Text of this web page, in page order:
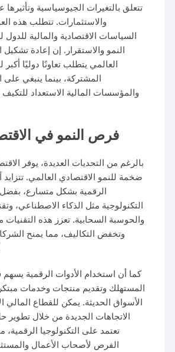
تتعلق بالتغيرات الجيوسياسية
والاستثمارات. تتطلب هذه
السياسات الاقتصادية والمالية
النمو والاستقرار. إن إعادة تشكيل
العالمي يتطلب تعاونًا دوليًا
المشتركة، بينما ينبغي
والمؤسسات المالية الاستعداد
فرص النمو في
بالرغم من التحديات العديدة، يوفر
ضخمة للنمو الاقتصادي العالمي. تتزايد
الرقمية بشكل متسارع، بفضل
التكنولوجية مثل الذكاء الاصطناعي،
والحوسبة السحابية. تعزز هذه التقنيات
وتخفض التكاليف، مما يمنح
كما أن استخدام الأدوات الرقمية
المستهلك وتقديم منتجات وخدمات
الأسواق الحديثة. يمكن للقطاع المالي
الاتجاهات الجديدة من خلال تطوير
تعتمد على التكنولوجيا الرقمية،
الفرص لأصحاب الأعمال